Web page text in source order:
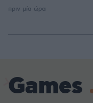
πριν μία ώρα
Games